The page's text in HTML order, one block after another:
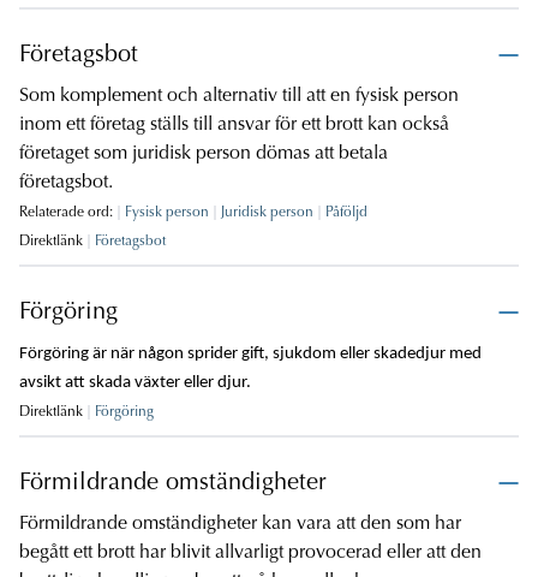
Företagsbot
Som komplement och alternativ till att en fysisk person
inom ett företag ställs till ansvar för ett brott kan också
företaget som juridisk person dömas att betala
företagsbot.
Relaterade ord: Fysisk person Juridisk person
Påföljd
Direktlänk
Företagsbot
Förgöring
Förgöring är när någon sprider gift, sjukdom eller skadedjur med
avsikt att skada växter eller djur.
Direktlänk Förgöring
Förmildrande omständigheter
Förmildrande omständigheter kan vara att den som har
begått ett brott har blivit allvarligt provocerad eller att den